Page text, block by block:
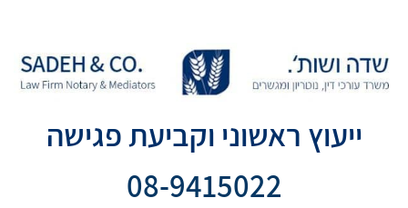
ייעוץ ראשוני וקביעת פגישה
08-9415022